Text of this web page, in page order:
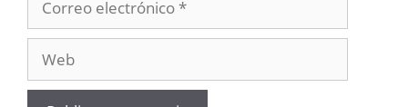
electrónico